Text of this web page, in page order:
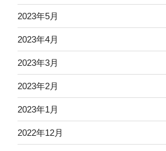
2023年5月
2023年4月
2023年3月
2023年2月
2023年1月
2022年12月